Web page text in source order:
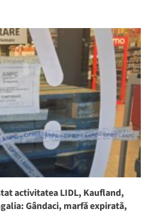
activitatea LIDL, Kaufland,
Gândaci, marfă expirată,